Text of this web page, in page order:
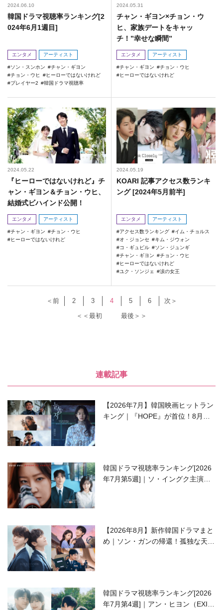
2024.06.10
韓国ドラマ視聴率ランキング[2
024年6月1週目]
エンタメ アーティスト
ソン・スンホン
チャン・ギヨン
チョン・ウヒ
ヒーローではないけれど
プレイヤー2
韓国ドラマ視聴率
2024.05.31
チャン・ギヨン×チョン・ウ
ヒ、家族デートをキャッ
チ！”幸せな瞬間”
エンタメ アーティスト
チャン・ギヨン
チョン・ウヒ
ヒーローではないけれど
2024.05.22
『ヒーローではないけれど』チ
ャン・ギヨン＆チョン・ウヒ、
結婚式ビハインド公開！
エンタメ アーティスト
チャン・ギヨン
チョン・ウヒ
ヒーローではないけれど
2024.05.19
KOARI 記事アクセス数ランキ
ング [2024年5月前半]
エンタメ アーティスト
アクセス数ランキング
イム・チョルス
オ・ジョンセ
キム・ジウォン
コ・ギュピル
ソン・ジュンギ
チャン・ギヨン
チョン・ウヒ
ヒーローではないけれど
ユク・ソンジェ
涙の女王
＜＜最初
＜前 2 3 4 5 6
次＞
最後＞＞
連載記事
【2026年7月】韓国映画ヒットラン
キング｜『HOPE』が首位！8月公
韓国ドラマ視聴率ランキング[2026
年7月第5週]｜ソ・イングク主演の
【2026年8月】新作韓国ドラマまと
め｜ソン・ガンの帰還！孤独な天才
韓国ドラマ視聴率ランキング[2026
年7月第4週]｜アン・ヒヨン（EXID